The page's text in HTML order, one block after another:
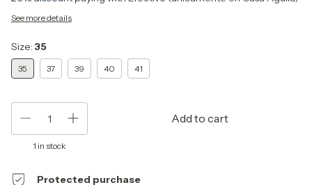
See more details
Size: 35
35 37 39 40 41
1 in stock
Protected purchase